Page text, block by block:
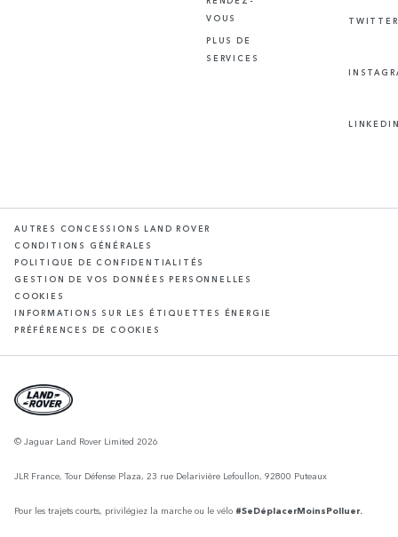
VOUS
PLUS DE
SERVICES
TWITTER
AUTRES CONCESSIONS LAND ROVER
CONDITIONS GÉNÉRALES
POLITIQUE DE CONFIDENTIALITÉS
GESTION DE VOS DONNÉES PERSONNELLES
COOKIES
INFORMATIONS SUR LES ÉTIQUETTES ÉNERGIE
PRÉFÉRENCES DE COOKIES
© Jaguar Land Rover Limited 2026
JLR France, Tour Défense Plaza, 23 rue Delarivière Lefoullon, 92800 Puteaux
Pour les trajets courts, privilégiez la marche ou le vélo #SeDéplacerMoinsPolluer.